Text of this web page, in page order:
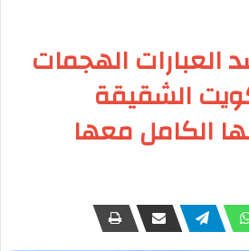
العبارات الهجمات
الشقيقة
الكامل معها